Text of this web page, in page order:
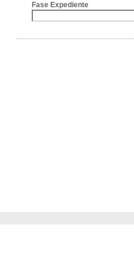
Fase Expediente